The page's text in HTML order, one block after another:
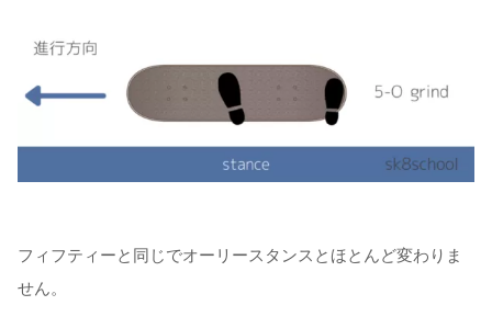
フィフティーと同じでオーリースタンスとほとんど変わりま
せん。